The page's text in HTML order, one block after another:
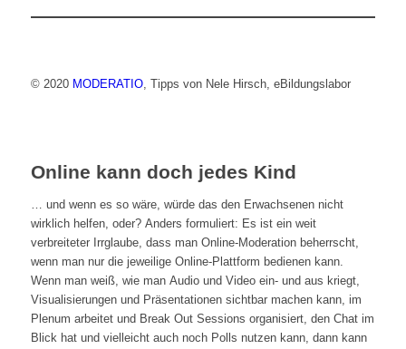
© 2020 MODERATIO, Tipps von Nele Hirsch, eBildungslabor
Online kann doch jedes Kind
… und wenn es so wäre, würde das den Erwachsenen nicht
wirklich helfen, oder? Anders formuliert: Es ist ein weit
verbreiteter Irrglaube, dass man Online-Moderation beherrscht,
wenn man nur die jeweilige Online-Plattform bedienen kann.
Wenn man weiß, wie man Audio und Video ein- und aus kriegt,
Visualisierungen und Präsentationen sichtbar machen kann, im
Plenum arbeitet und Break Out Sessions organisiert, den Chat im
Blick hat und vielleicht auch noch Polls nutzen kann, dann kann